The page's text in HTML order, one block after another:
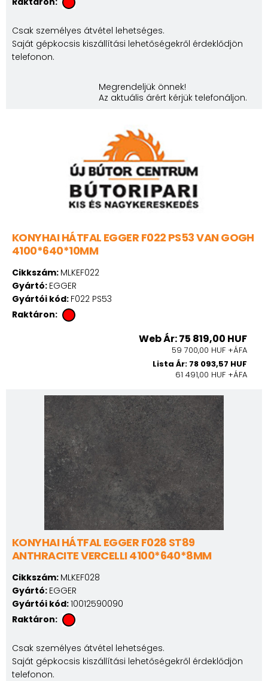
Csak személyes átvétel lehetséges.
Saját gépkocsis kiszállítási lehetőségekről érdeklődjön
telefonon.
Megrendeljük önnek!
Az aktuális árért kérjük telefonáljon.
KONYHAI HÁTFAL EGGER F022 PS53 VAN GOGH
4100*640*10MM
Cikkszám: MLKEF022
Gyártó: EGGER
Gyártói kód: F022 PS53
Raktáron:
Web Ár: 75 819,00 HUF
59 700,00 HUF +ÁFA
Lista Ár: 78 093,57 HUF
61 491,00 HUF +ÁFA
KONYHAI HÁTFAL EGGER F028 ST89
ANTHRACITE VERCELLI 4100*640*8MM
Cikkszám: MLKEF028
Gyártó: EGGER
Gyártói kód:10012590090
Raktáron:
Csak személyes átvétel lehetséges.
Saját gépkocsis kiszállítási lehetőségekről érdeklődjön
telefonon.